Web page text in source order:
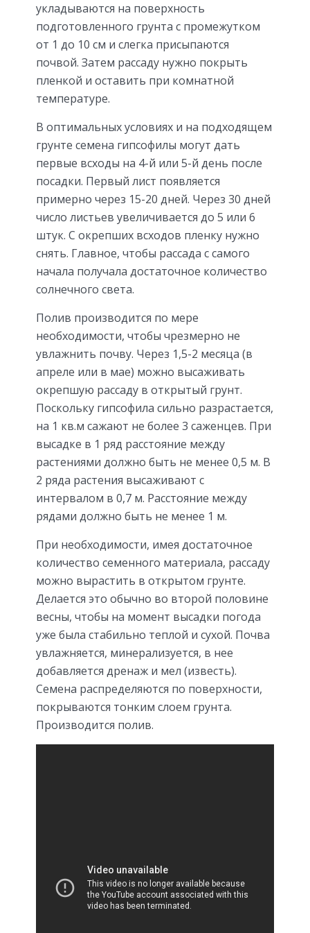
укладываются на поверхность
подготовленного грунта с промежутком
от 1 до 10 см и слегка присыпаются
почвой. Затем рассаду нужно покрыть
пленкой и оставить при комнатной
температуре.
В оптимальных условиях и на подходящем
грунте семена гипсофилы могут дать
первые всходы на 4-й или 5-й день после
посадки. Первый лист появляется
примерно через 15-20 дней. Через 30 дней
число листьев увеличивается до 5 или 6
штук. С окрепших всходов пленку нужно
снять. Главное, чтобы рассада с самого
начала получала достаточное количество
солнечного света.
Полив производится по мере
необходимости, чтобы чрезмерно не
увлажнить почву. Через 1,5-2 месяца (в
апреле или в мае) можно высаживать
окрепшую рассаду в открытый грунт.
Поскольку гипсофила сильно разрастается,
на 1 кв.м сажают не более 3 саженцев. При
высадке в 1 ряд расстояние между
растениями должно быть не менее 0,5 м. В
2 ряда растения высаживают с
интервалом в 0,7 м. Расстояние между
рядами должно быть не менее 1 м.
При необходимости, имея достаточное
количество семенного материала, рассаду
можно вырастить в открытом грунте.
Делается это обычно во второй половине
весны, чтобы на момент высадки погода
уже была стабильно теплой и сухой. Почва
увлажняется, минерализуется, в нее
добавляется дренаж и мел (известь).
Семена распределяются по поверхности,
покрываются тонким слоем грунта.
Производится полив.